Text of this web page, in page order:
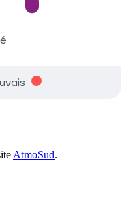
AtmoSud.